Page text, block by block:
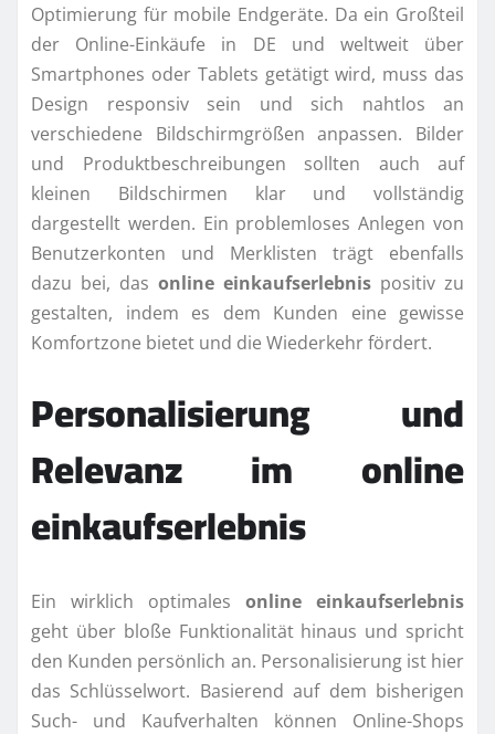
Optimierung für mobile Endgeräte. Da ein Großteil
der Online-Einkäufe in DE und weltweit über
Smartphones oder Tablets getätigt wird, muss das
Design responsiv sein und sich nahtlos an
verschiedene Bildschirmgrößen anpassen. Bilder
und Produktbeschreibungen sollten auch auf
kleinen Bildschirmen klar und vollständig
dargestellt werden. Ein problemloses Anlegen von
Benutzerkonten und Merklisten trägt ebenfalls
dazu bei, das online einkaufserlebnis positiv zu
gestalten, indem es dem Kunden eine gewisse
Komfortzone bietet und die Wiederkehr fördert.
Personalisierung und
Relevanz im online
einkaufserlebnis
Ein wirklich optimales online einkaufserlebnis
geht über bloße Funktionalität hinaus und spricht
den Kunden persönlich an. Personalisierung ist hier
das Schlüsselwort. Basierend auf dem bisherigen
Such- und Kaufverhalten können Online-Shops